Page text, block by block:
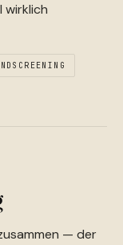
wirklich
— der